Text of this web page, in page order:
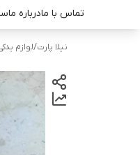
تماس با مادرباره ما
نیلا پارت/لوازم